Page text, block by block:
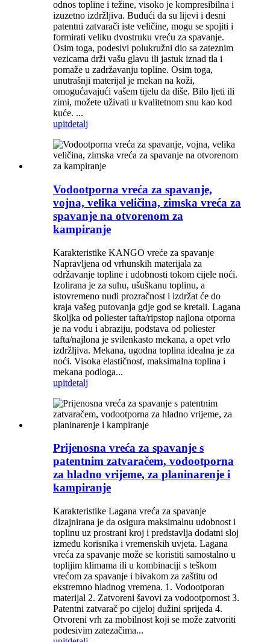
odnos topline i težine, visoko je kompresibilna i
izuzetno izdržljiva. Budući da su lijevi i desni
patentni zatvarači iste veličine, mogu se spojiti i
formirati veliku dvostruku vreću za spavanje.
Osim toga, podesivi polukružni dio sa zateznim
vezicama drži vašu glavu ili jastuk iznad tla i
pomaže u zadržavanju topline. Osim toga,
unutrašnji materijal je mekan na koži,
omogućavajući vašem tijelu da diše. Bilo ljeti ili
zimi, možete uživati u kvalitetnom snu kao kod
kuće. ...
upitdetalj
Vodootporna vreća za spavanje,
vojna, velika veličina, zimska vreća za
spavanje na otvorenom za
kampiranje
Karakteristike KANGO vreće za spavanje
Napravljena od vrhunskih materijala za
održavanje topline i udobnosti tokom cijele noći.
Izolirana je za suhu, ušuškanu toplinu, a
istovremeno nudi prozračnost i izdržat će do
kraja vašeg putovanja gdje god se kretali. Lagana
školjka od poliester tafta/ripstop najlona otporna
je na vodu i abraziju, podstava od poliester
tafta/najlona je svilenkasto mekana, a opet vrlo
izdržljiva. Mekana, ugodna toplina idealna je za
noći. Visoka elastičnost, maksimalna toplina i
mekana podloga...
upitdetalj
Prijenosna vreća za spavanje s
patentnim zatvaračem, vodootporna
za hladno vrijeme, za planinarenje i
kampiranje
Karakteristike Lagana vreća za spavanje
dizajnirana je da osigura maksimalnu udobnost i
toplinu uz prostrani kroj i predstavlja dodatni sloj
između korisnika i vremenskih uvjeta. Lagana
vreća za spavanje može se koristiti samostalno u
toplijim klimama ili u kombinaciji s teškom
vrećom za spavanje i bivakom za zaštitu od
ekstremno hladnog vremena. 1. Vodootporan
materijal 2. Zatvoreni šavovi za vodootpornost 3.
Patentni zatvarač po cijeloj dužini sprijeda 4.
Otvoreni vrh za mobilnost koji se može zatvoriti
podesivim zatezačima...